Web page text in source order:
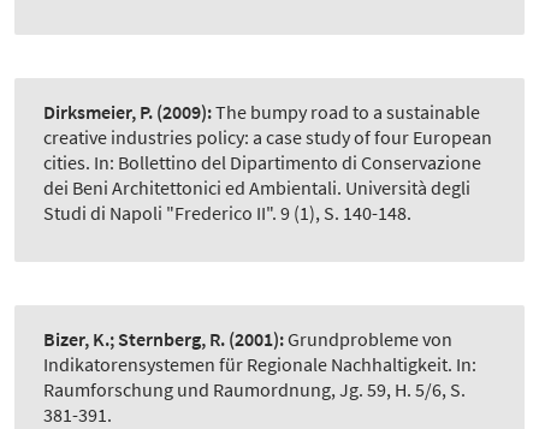
Dirksmeier, P. (2009):The bumpy road to a sustainable
creative industries policy: a case study of four European
cities. In: Bollettino del Dipartimento di Conservazione
dei Beni Architettonici ed Ambientali. Università degli
Studi di Napoli "Frederico II". 9 (1), S. 140-148.
Bizer, K.; Sternberg, R. (2001):Grundprobleme von
Indikatorensystemen für Regionale Nachhaltigkeit. In:
Raumforschung und Raumordnung, Jg. 59, H. 5/6, S.
381-391.